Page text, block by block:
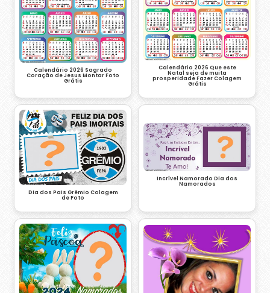
Calendário 2026 Sagrado
Coração de Jesus Montar Foto
Grátis
Calendário 2026 Que este
Natal seja de muita
prosperidade Fazer Colagem
Grátis
Dia dos Pais Grêmio Colagem
de Foto
Incrível Namorado Dia dos
Namorados